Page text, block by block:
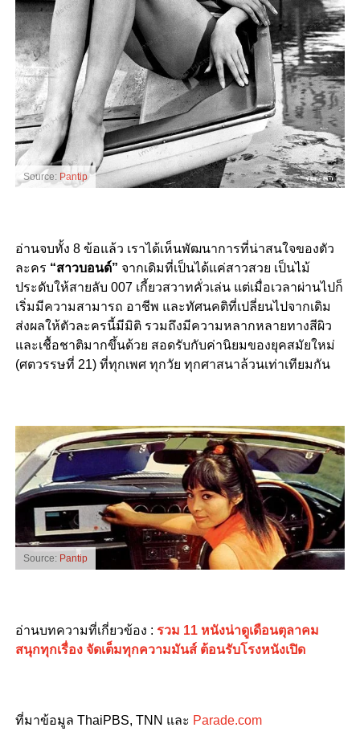
Source: Pantip
อ่านจบทั้ง 8 ข้อแล้ว เราได้เห็นพัฒนาการที่น่าสนใจของตัว
ละคร “สาวบอนด์” จากเดิมที่เป็นได้แค่สาวสวย เป็นไม้
ประดับให้สายลับ 007 เกี้ยวสวาทคั่วเล่น แต่เมื่อเวลาผ่านไปก็
เริ่มมีความสามารถ อาชีพ และทัศนคติที่เปลี่ยนไปจากเดิม
ส่งผลให้ตัวละครนี้มีมิติ รวมถึงมีความหลากหลายทางสีผิว
และเชื้อชาติมากขึ้นด้วย สอดรับกับค่านิยมของยุคสมัยใหม่
(ศตวรรษที่ 21) ที่ทุกเพศ ทุกวัย ทุกศาสนาล้วนเท่าเทียมกัน
Source: Pantip
อ่านบทความที่เกี่ยวข้อง : รวม 11 หนังน่าดูเดือนตุลาคม
สนุกทุกเรื่อง จัดเต็มทุกความมันส์ ต้อนรับโรงหนังเปิด
ที่มาข้อมูล ThaiPBS, TNN และ Parade.com